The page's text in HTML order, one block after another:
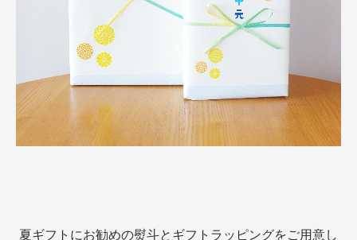
夏ギフトにお勧めの熨斗とギフトラッピングをご用意し